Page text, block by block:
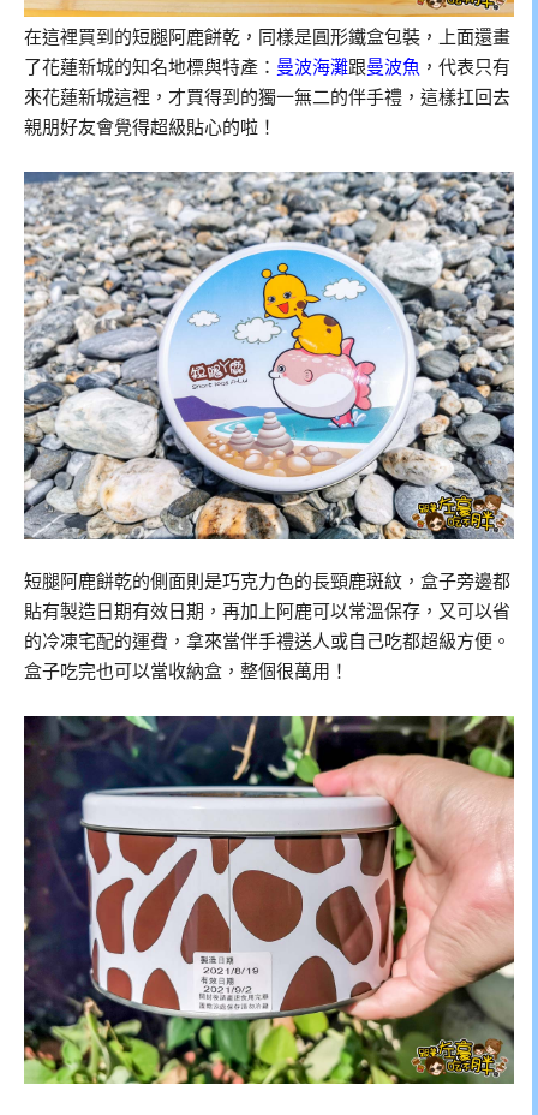
在這裡買到的短腿阿鹿餅乾，同樣是圓形鐵盒包裝，上面還畫
了花蓮新城的知名地標與特產： 曼波海灘跟曼波魚 ，代表只有
來花蓮新城這裡，才買得到的獨一無二的伴手禮，這樣扛回去
親朋好友會覺得超級貼心的啦！
短腿阿鹿餅乾的側面則是巧克力色的長頸鹿斑紋，盒子旁邊都
貼有製造日期有效日期，再加上阿鹿可以常溫保存，又可以省
的冷凍宅配的運費，拿來當伴手禮送人或自己吃都超級方便。
盒子吃完也可以當收納盒，整個很萬用！